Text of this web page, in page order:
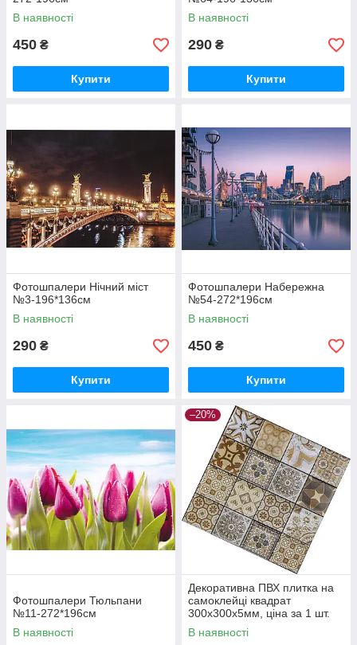
В наявності
450 ₴
Купити
В наявності
290 ₴
Купити
Фотошпалери Нічний міст
№3-196*136см
В наявності
290 ₴
Купити
Фотошпалери Набережна
№54-272*196см
В наявності
450 ₴
Купити
Фотошпалери Тюльпани
№11-272*196см
В наявності
–20%
Декоративна ПВХ плитка на
самоклейці квадрат
300х300х5мм, ціна за 1 шт.
(СПП-604) SW-00000671
В наявності